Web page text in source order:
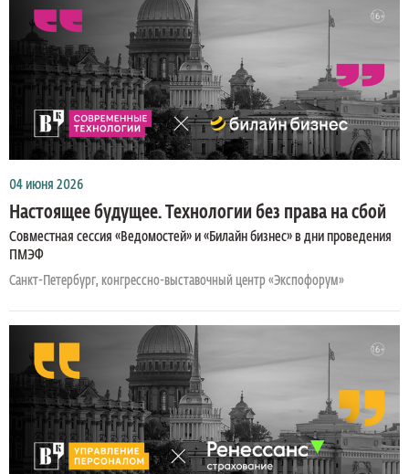
04 июня 2026
Настоящее будущее. Технологии без права на сбой
Совместная сессия «Ведомостей» и «Билайн бизнес» в дни проведения
ПМЭФ
Санкт-Петербург, конгрессно-выставочный центр «Экспофорум»